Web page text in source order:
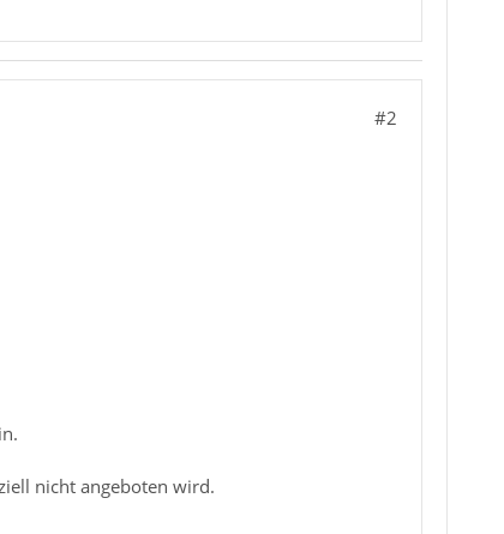
#2
nicht angeboten wird.